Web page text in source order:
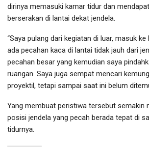
dirinya memasuki kamar tidur dan
berserakan di lantai dekat jendela.
“Saya pulang dari kegiatan di luar, masuk
ada pecahan kaca di lantai tidak jauh dari
pecahan besar yang kemudian saya
ruangan. Saya juga sempat mencari
proyektil, tetapi sampai saat ini belum
Yang membuat peristiwa tersebut semakin
posisi jendela yang pecah berada tepat di
tidurnya.